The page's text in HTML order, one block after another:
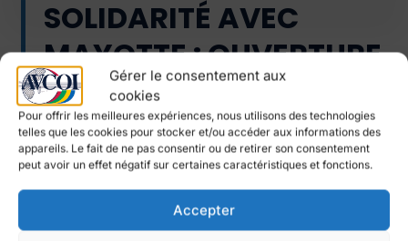
Gérer le consentement aux
cookies
Pour offrir les meilleures expériences, nous utilisons des technologies
telles que les cookies pour stocker et/ou accéder aux informations des
appareils. Le fait de ne pas consentir ou de retirer son consentement
peut avoir un effet négatif sur certaines caractéristiques et fonctions.
Accepter
SOLIDARITÉ AVEC
MAYOTTE : OUVERTURE
DU FONDS D’URGENCE
L’Association Internationale des Maires
Francophones ouvre son Fonds d’urgence et
appelle ses membres à y contribuer à travers
des dons. Les financements mobilisés